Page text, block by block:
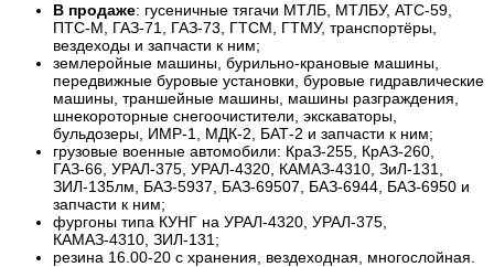
В продаже: гусеничные тягачи МТЛБ, МТЛБУ, АТС-59,
ПТС-М, ГАЗ-71, ГАЗ-73, ГТСМ, ГТМУ, транспортёры,
вездеходы и запчасти к ним;
землеройные машины, бурильно-крановые машины,
передвижные буровые установки, буровые гидравлические
машины, траншейные машины, машины разграждения,
шнекороторные снегоочистители, экскаваторы,
бульдозеры, ИМР-1, МДК-2, БАТ-2 и запчасти к ним;
грузовые военные автомобили: КраЗ-255, КрАЗ-260,
ГАЗ-66, УРАЛ-375, УРАЛ-4320, КАМАЗ-4310, ЗиЛ-131,
ЗИЛ-135лм, БАЗ-5937, БАЗ-69507, БАЗ-6944, БАЗ-6950 и
запчасти к ним;
фургоны типа КУНГ на УРАЛ-4320, УРАЛ-375,
КАМАЗ-4310, ЗИЛ-131;
резина 16.00-20 с хранения, вездеходная, многослойная.